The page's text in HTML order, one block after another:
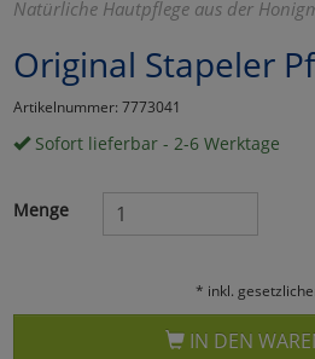
Natürliche Hautpflege aus der
Original Stapeler
Artikelnummer: 7773041
Sofort lieferbar - 2-6 Werktage
Menge
* inkl.
IN DEN
Umfragetools
Cookies
zurück